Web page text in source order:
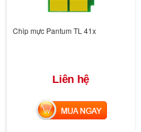
Chip mực Pantum TL 41x
Liên hệ
MUA NGAY